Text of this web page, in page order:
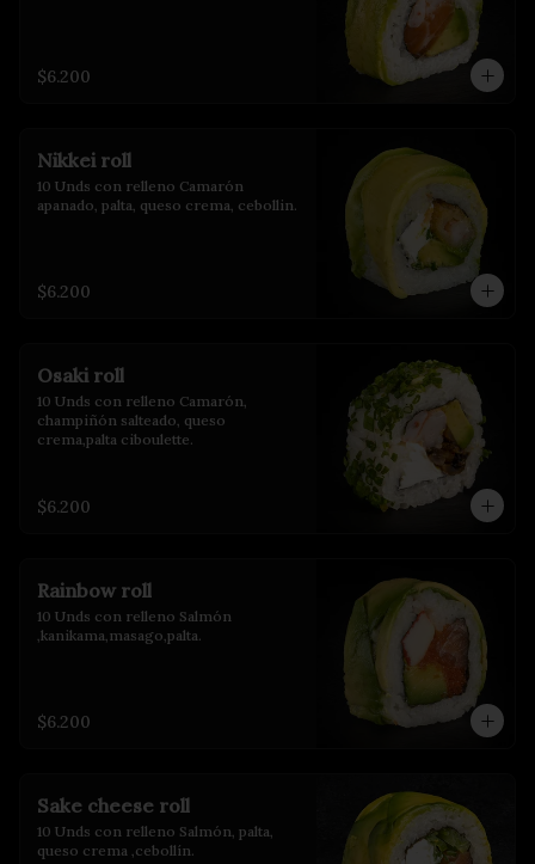
$6.200
Nikkei roll
10 Unds con relleno Camarón
apanado, palta, queso crema, cebollin.
$6.200
Osaki roll
10 Unds con relleno Camarón,
champiñón salteado, queso
crema,palta ciboulette.
$6.200
Rainbow roll
10 Unds con relleno Salmón
,kanikama,masago,palta.
$6.200
Sake cheese roll
10 Unds con relleno Salmón, palta,
queso crema ,cebollín.